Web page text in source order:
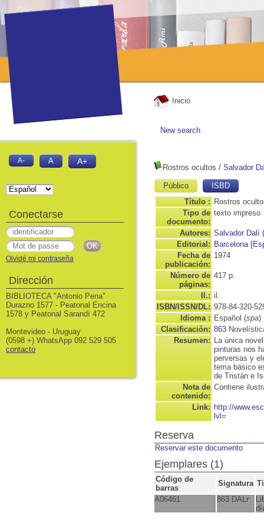
Inicio
New search
Rostros ocultos / Salvador
Público
ISBD
Título : Rostros
Tipo de
documento:
texto impreso
Autores: Salvador Dalí
Editorial: Barcelona
Fecha de
publicación:
1974
Número de
páginas:
417 p.
Il.: il.
ISBN/ISSN/DL: 978-84-320-
Idioma : Español (spa)
Clasificación: 863
Resumen: La única
pinturas nos
perversas y
tema básico
de Tristán e
Nota de
contenido:
Contiene
Link: http://
lvl=
Reserva
Reservar este documento
Ejemplares (1)
Código de
barras
Signatura
A06461
863 DALr
A- A A+
Conectarse
Olvidé mi contraseña
Dirección
BIBLIOTECA "Antonio Pena"
Durazno 1577 - Peatonal Encina
1578 y Peatonal Sarandí 472
Montevideo - Uruguay
(0598 +) WhatsApp 092 529 505
contacto